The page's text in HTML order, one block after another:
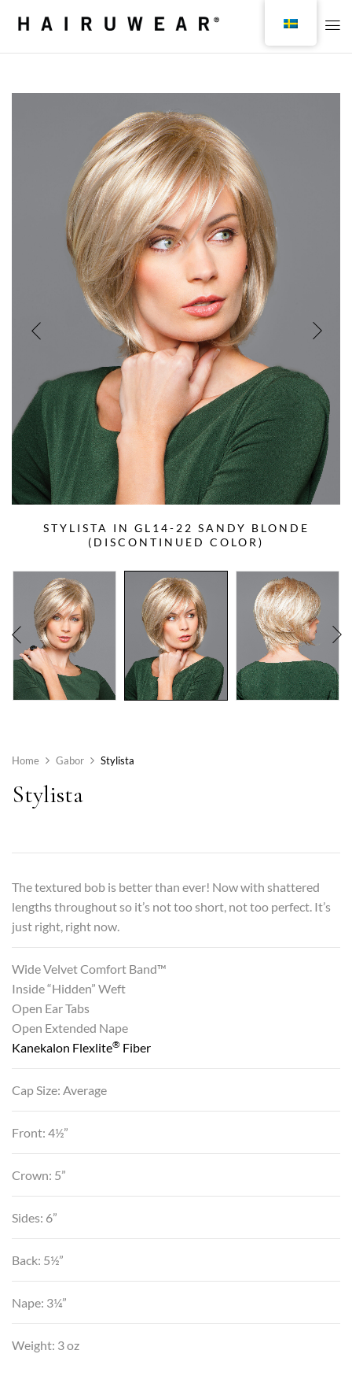
STYLISTA IN GL14-22 SANDY BLONDE
(DISCONTINUED COLOR)
Home Gabor Stylista
Stylista
The textured bob is better than ever! Now with shattered
lengths throughout so it’s not too short, not too perfect. It’s
just right, right now.
Wide Velvet Comfort Band™
Inside “Hidden” Weft
Open Ear Tabs
Open Extended Nape
Kanekalon Flexlite® Fiber
Cap Size: Average
Front: 4½”
Crown: 5”
Sides: 6”
Back: 5½”
Nape: 3¼”
Weight: 3 oz